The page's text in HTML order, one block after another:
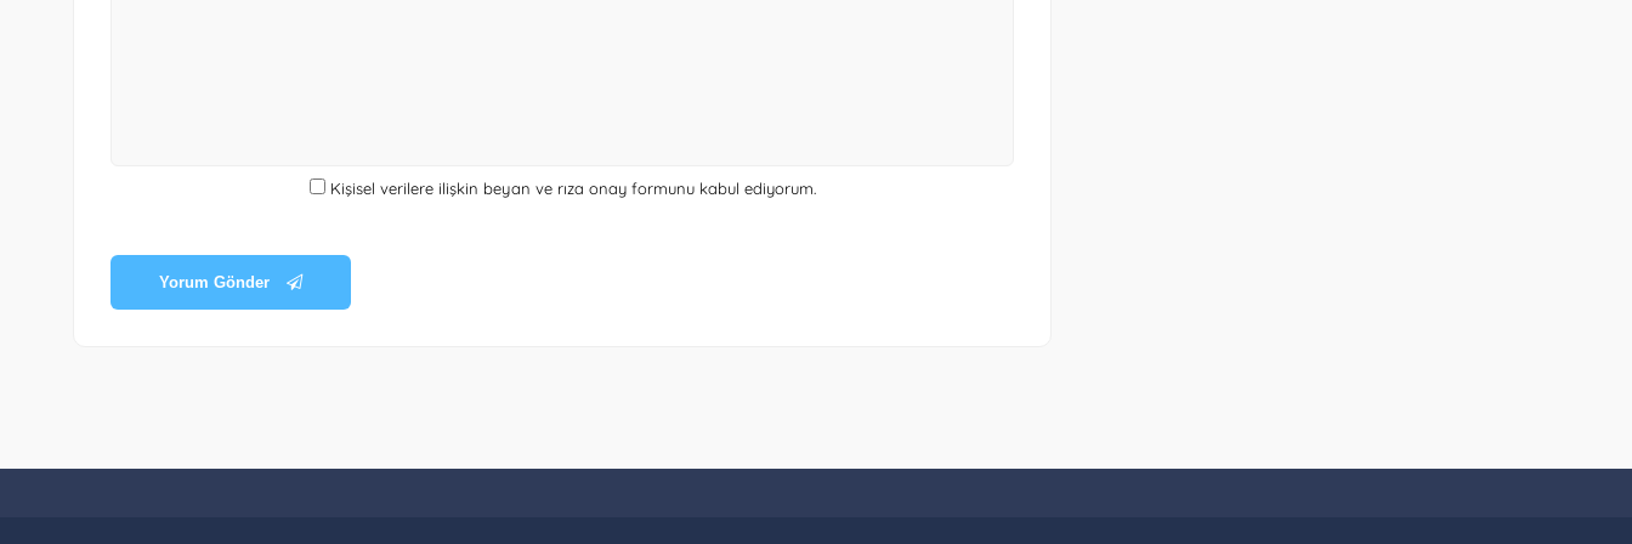
Kişisel verilere ilişkin beyan ve rıza onay formunukabul ediyorum.
Yorum Gönder